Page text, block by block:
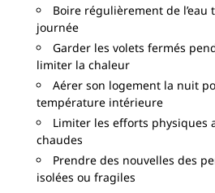
Boire régulièrement de l’eau
journée
Garder les volets fermés
limiter la chaleur
Aérer son logement la nuit
température intérieure
Limiter les efforts physiques
chaudes
Prendre des nouvelles des
isolées ou fragiles